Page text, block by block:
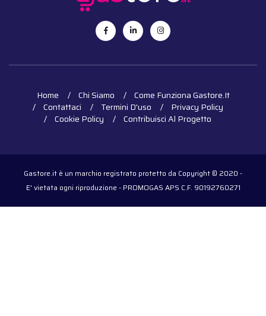
Home Chi Siamo
Come Funziona Gastore.it
Contattaci
Termini D'uso
Privacy Policy
Cookie Policy
Contribuisci Al Progetto
Gastore.it è un marchio registrato protetto da Copyright © 2020 -
E' vietata ogni riproduzione - PROMOGAS APS C.F. 90192760271